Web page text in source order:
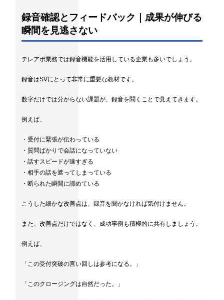
録音確認とフィードバック｜成果が伸びる
瞬間を見逃さない
テレアポ業務では録音機能を活用している企業も多いでしょう。
録音はSVにとって非常に重要な教材です。
数字だけでは分からない課題が、録音を聞くことで見えてきます。
例えば、
・受付に緊張が伝わっている
・質問ばかりで会話になっていない
・話すスピードが速すぎる
・相手の話を遮ってしまっている
・断られた瞬間に諦めている
こうした細かな改善点は、録音を聞かなければ気付けません。
また、改善点だけではなく、成功事例も積極的に共有しましょう。
例えば、
「この受付突破の言い回しは参考になる。」
「このクロージングは自然だった。」